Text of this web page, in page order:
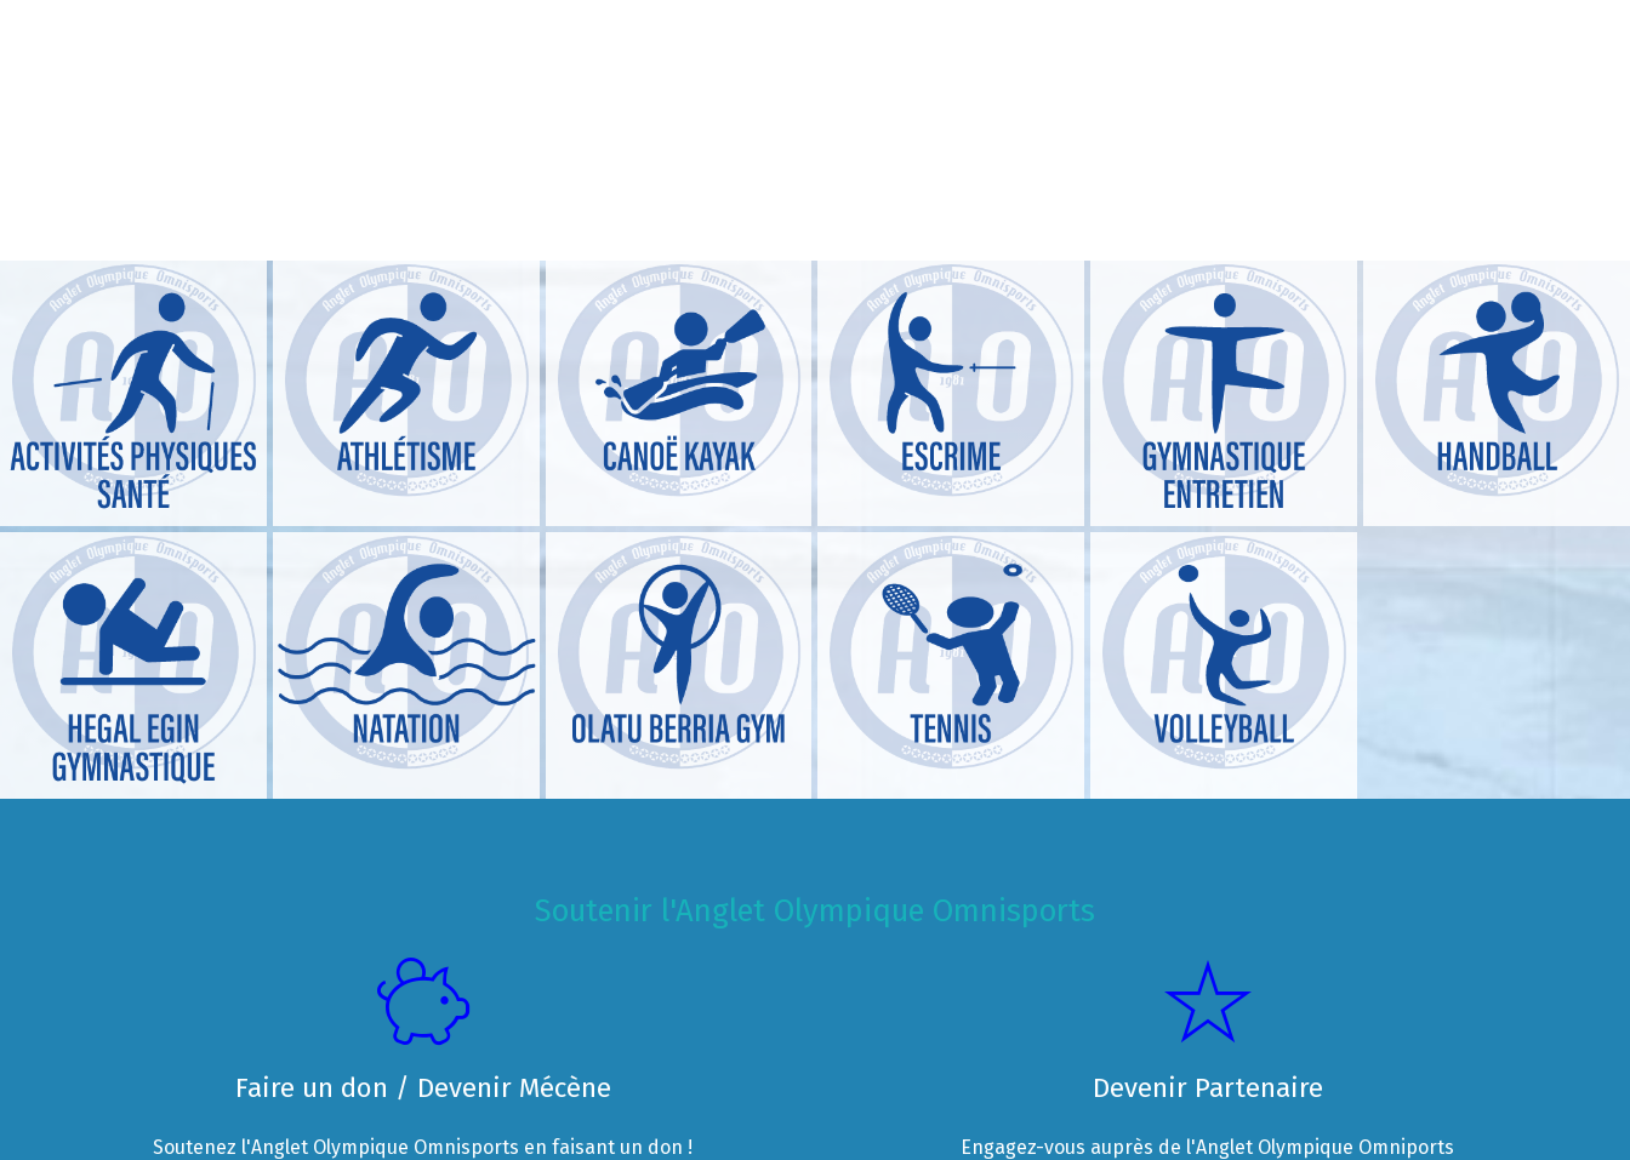
Soutenir l'Anglet Olympique Omnisports
Faire un don / Devenir Mécène
Soutenez l'Anglet Olympique Omnisports en faisant un don !
Devenir Partenaire
Engagez-vous auprès de l'Anglet Olympique Omniports